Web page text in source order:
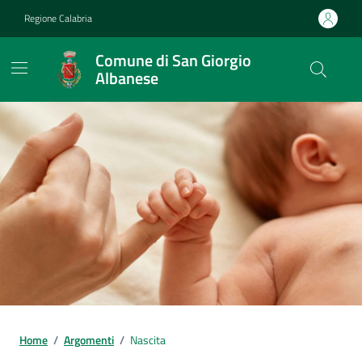
Regione Calabria
Comune di San Giorgio
Albanese
Home / Argomenti / Nascita